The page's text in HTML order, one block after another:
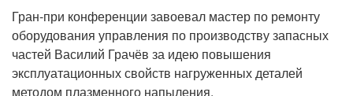
Гран-при конференции завоевал мастер по ремонту
оборудования управления по производству запасных
частей Василий Грачёв за идею повышения
эксплуатационных свойств нагруженных деталей
методом плазменного напыления.